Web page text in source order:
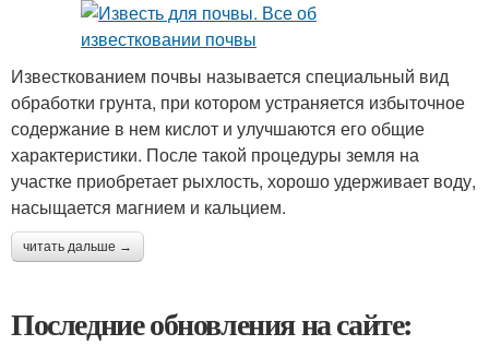
Известкованием почвы называется специальный вид
обработки грунта, при котором устраняется избыточное
содержание в нем кислот и улучшаются его общие
характеристики. После такой процедуры земля на
участке приобретает рыхлость, хорошо удерживает воду,
насыщается магнием и кальцием.
читать дальше →
Последние обновления на сайте: